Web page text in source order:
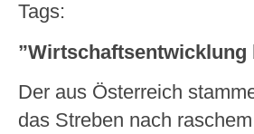
Tags:
Der aus Österreich
das Streben nach